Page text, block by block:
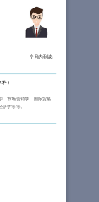
一个月内到岗
科）
、市场营销学、国际贸易
学等等。